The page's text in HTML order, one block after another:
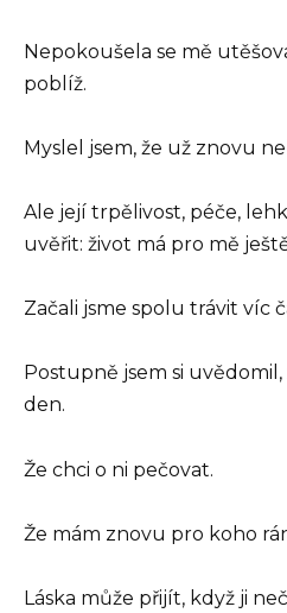
Nepokoušela se mě
poblíž.
Myslel jsem, že už znovu
Ale její trpělivost, péče,
uvěřit: život má pro mě
Začali jsme spolu trávit víc
Postupně jsem si
den.
Že chci o ni pečovat.
Že mám znovu pro koho
Láska může přijít, když ji